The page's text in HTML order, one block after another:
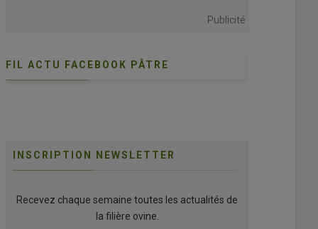
Publicité
FIL ACTU FACEBOOK PÂTRE
INSCRIPTION NEWSLETTER
Recevez chaque semaine toutes les actualités de
la filière ovine.